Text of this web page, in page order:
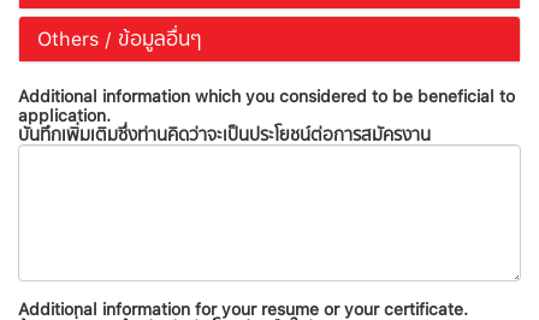
Others / ข้อมูลอื่นๆ
Additional information which you considered to be beneficial to
application.
บันทึกเพิ่มเติมซึ่งท่านคิดว่าจะเป็นประโยชน์ต่อการสมัครงาน
Additional information for your resume or your certificate.